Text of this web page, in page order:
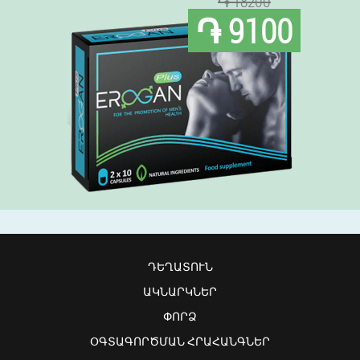
֏ 9100
ԴԵՂԱՏՈՒՆ
ԱԿՆԱՐԿՆԵՐ
ՓՈՐՁ
ՕԳՏԱԳՈՐԾՄԱՆ ՀՐԱՀԱՆԳՆԵՐ